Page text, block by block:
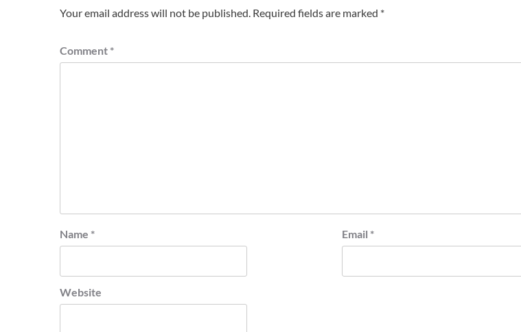
Your email address will not be published. Required fields are marked *
Comment *
Name * Email *
Website